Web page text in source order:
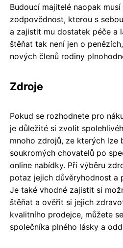
Budoucí majitelé naopak
zodpovědnost, kterou s
a zajistit mu dostatek péče a
štěňat tak není jen o
nových členů rodiny
Zdroje
Pokud se rozhodnete pro
je důležité si zvolit
mnoho zdrojů, ze kterých lze
soukromých chovatelů po
online nabídky. Při výběru
potaz jejich důvěryhodnost a
Je také vhodné zajistit si
štěňat a ověřit si jejich
kvalitního prodejce, můžete
společníka plného lásky a